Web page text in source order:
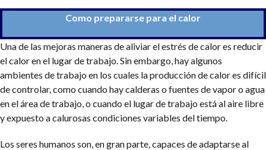
Como prepararse para el calor
Una de las mejoras maneras de aliviar el estrés de calor es reducir
el calor en el lugar de trabajo. Sin embargo, hay algunos
ambientes de trabajo en los cuales la producción de calor es difícil
de controlar, como cuando hay calderas o fuentes de vapor o agua
en el área de trabajo, o cuando el lugar de trabajo está al aire libre
y expuesto a calurosas condiciones variables del tiempo.
Los seres humanos son, en gran parte, capaces de adaptarse al